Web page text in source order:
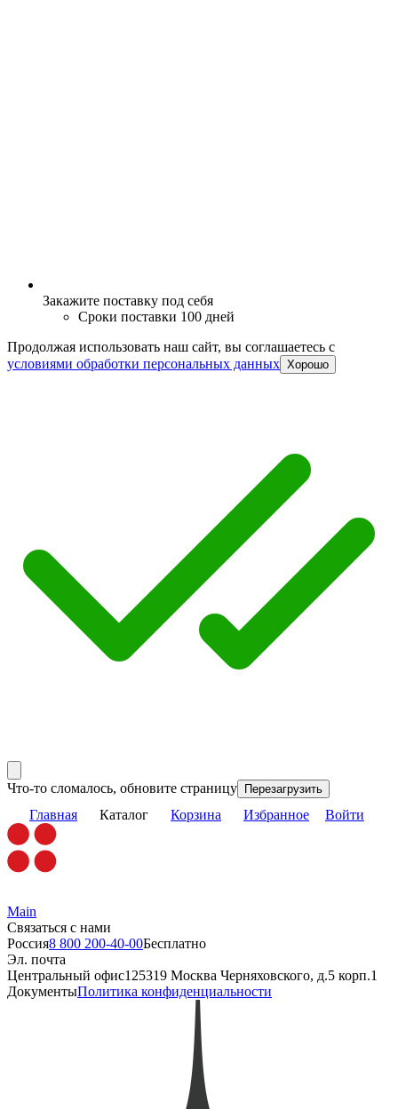
Закажите поставку под себя
Сроки поставки 100 дней
Продолжая использовать наш сайт, вы соглашаетесь c
условиями обработки персональных данных Хорошо
Что-то сломалось, обновите страницу Перезагрузить
Главная Каталог Корзина Избранное Войти
Main
Связаться с нами
Россия8 800 200-40-00Бесплатно
Эл. почта
Центральный офис125319 Москва Черняховского, д.5 корп.1
ДокументыПолитика конфиденциальности